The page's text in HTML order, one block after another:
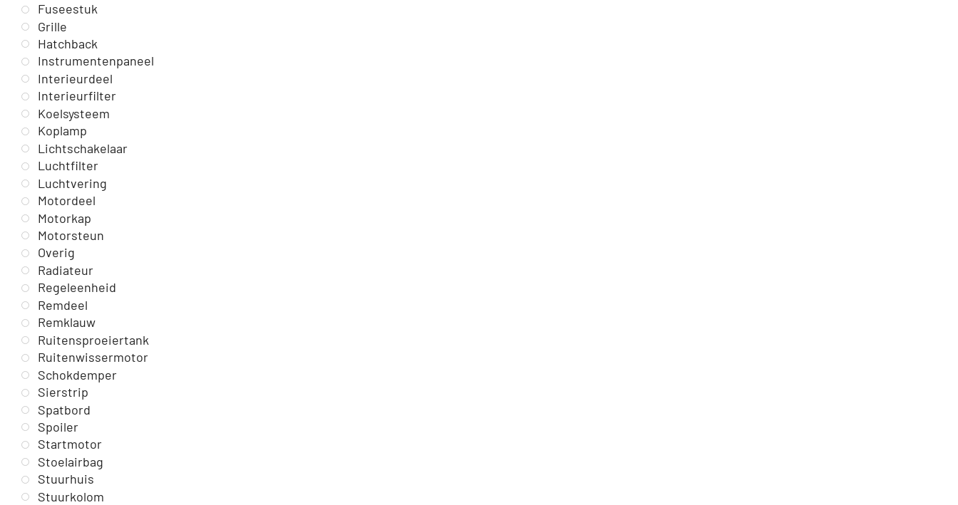
Fuseestuk
Grille
Hatchback
Instrumentenpaneel
Interieurdeel
Interieurfilter
Koelsysteem
Koplamp
Lichtschakelaar
Luchtfilter
Luchtvering
Motordeel
Motorkap
Motorsteun
Overig
Radiateur
Regeleenheid
Remdeel
Remklauw
Ruitensproeiertank
Ruitenwissermotor
Schokdemper
Sierstrip
Spatbord
Spoiler
Startmotor
Stoelairbag
Stuurhuis
Stuurkolom